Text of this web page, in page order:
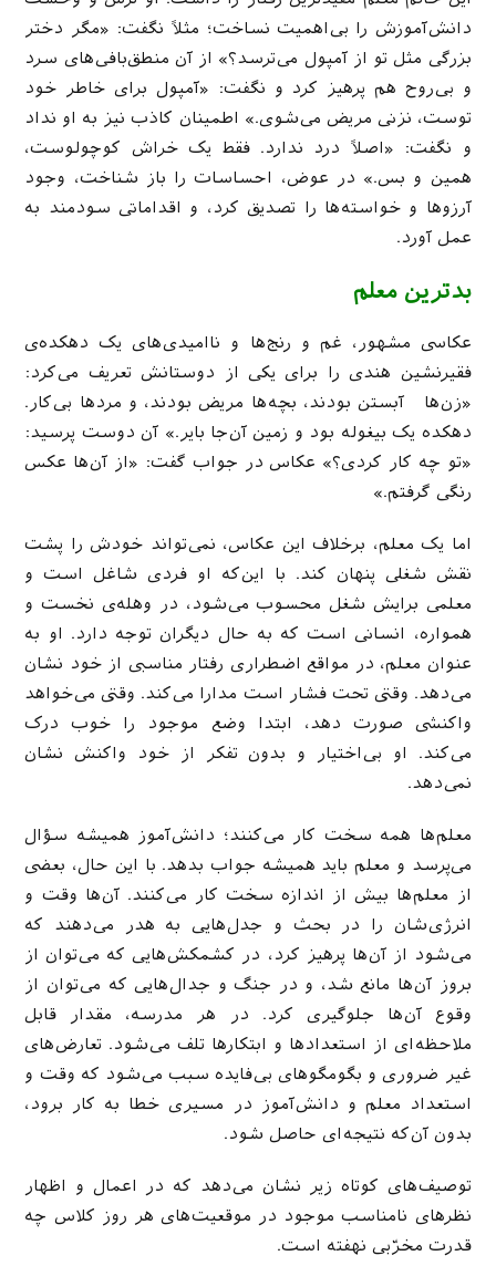
دانش‌آموزش را بی‌اهمیت نساخت؛ مثلاً نگفت: «مگر دختر
بزرگی مثل تو از آمپول می‌ترسد؟» از آن منطق‌بافی‌های سرد
و بی‌روح هم پرهیز کرد و نگفت: «آمپول برای خاطر خود
توست، نزنی مریض می‌شوی.» اطمینان کاذب نیز به او نداد
و نگفت: «اصلاً درد ندارد. فقط یک خراش کوچولوست،
همین و بس.» در عوض، احساسات را باز شناخت، وجود
آرزوها و خواسته‌ها را تصدیق کرد، و اقداماتی سودمند به
عمل آورد.
بدترین معلم
عکاسی مشهور، غم و رنج‌ها و ناامیدی‌های یک دهکده‌ی
فقیرنشین هندی را برای یکی از دوستانش تعریف می‌کرد:
«زن‌ها آبستن بودند، بچه‌ها مریض بودند، و مردها بی‌کار.
دهکده یک بیغوله بود و زمین آن‌جا بایر.» آن دوست پرسید:
«تو چه کار کردی؟» عکاس در جواب گفت: «از آن‌ها عکس
رنگی گرفتم.»
اما یک معلم، برخلاف این عکاس، نمی‌تواند خودش را پشت
نقش شغلی پنهان کند. با این‌که او فردی شاغل است و
معلمی برایش شغل محسوب می‌شود، در وهله‌ی نخست و
همواره، انسانی است که به حال دیگران توجه دارد. او به
عنوان معلم، در مواقع اضطراری رفتار مناسبی از خود نشان
می‌دهد. وقتی تحت فشار است مدارا می‌کند. وقتی می‌خواهد
واکنشی صورت دهد، ابتدا وضع موجود را خوب درک
می‌کند. او بی‌اختیار و بدون تفکر از خود واکنش نشان
نمی‌دهد.
معلم‌ها همه سخت کار می‌کنند؛ دانش‌آموز همیشه سؤال
می‌پرسد و معلم باید همیشه جواب بدهد. با این حال، بعضی
از معلم‌ها بیش از اندازه سخت کار می‌کنند. آن‌ها وقت و
انرژی‌شان را در بحث و جدل‌هایی به هدر می‌دهند که
می‌شود از آن‌ها پرهیز کرد، در کشمکش‌هایی که می‌توان از
بروز آن‌ها مانع شد، و در جنگ و جدال‌هایی که می‌توان از
وقوع آن‌ها جلوگیری کرد. در هر مدرسه، مقدار قابل
ملاحظه‌ای از استعدادها و ابتکارها تلف می‌شود. تعارض‌های
غیر ضروری و بگومگوهای بی‌فایده سبب می‌شود که وقت و
استعداد معلم و دانش‌آموز در مسیری خطا به کار برود،
بدون آن‌که نتیجه‌ای حاصل شود.
توصیف‌های کوتاه زیر نشان می‌دهد که در اعمال و اظهار
نظرهای نامناسب موجود در موقعیت‌های هر روز کلاس چه
قدرت مخرّبی نهفته است.